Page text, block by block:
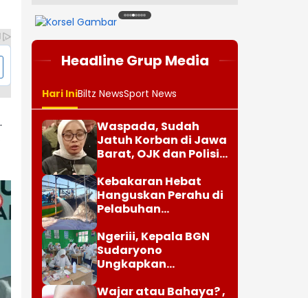
12345678
Headline Grup Media
Hari IniBiltz NewsSport News
Waspada, Sudah
Jatuh Korban di Jawa
Barat, OJK dan Polisi
Penipuan Modus Titip
Limit Paylater
Kebakaran Hebat
Hanguskan Perahu di
Pelabuhan
Indramayu
Ngeriii, Kepala BGN
Sudaryono
Ungkapkan
Juta Data Ganda
Wajar atau Bahaya? ,